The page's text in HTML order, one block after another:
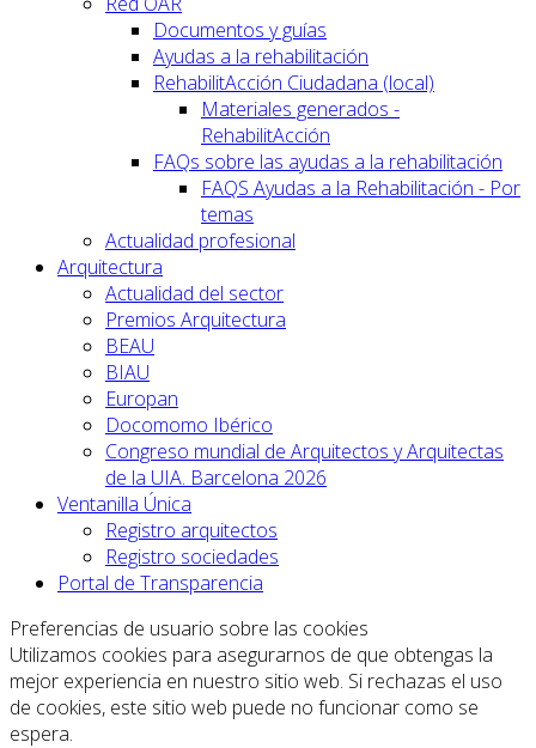
Documentos y guías
Ayudas a la rehabilitación
RehabilitAcción Ciudadana (local)
Materiales generados -
RehabilitAcción
FAQs sobre las ayudas a la rehabilitación
FAQS Ayudas a la Rehabilitación - Por
temas
Actualidad profesional
Arquitectura
Actualidad del sector
Premios Arquitectura
BEAU
BIAU
Europan
Docomomo Ibérico
Congreso mundial de Arquitectos y Arquitectas
de la UIA. Barcelona 2026
Ventanilla Única
Registro arquitectos
Registro sociedades
Portal de Transparencia
Preferencias de usuario sobre las cookies
Utilizamos cookies para asegurarnos de que obtengas la
mejor experiencia en nuestro sitio web. Si rechazas el uso
de cookies, este sitio web puede no funcionar como se
espera.